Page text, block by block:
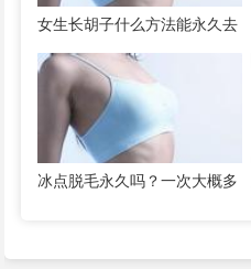
女生长胡子什么方法能永久去
除 激光脱唇毛要做几次效果
冰点脱毛永久吗？一次大概多